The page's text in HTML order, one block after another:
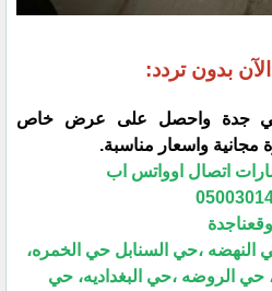
بدون تردد:
جدة واحصل على عرض خاص
مجانية واسعار مناسبة.
اتصال اوواتس اب
النهضه ،حي السنابل حي الخمره،
حي الروضه ،حي البغداديه، حي